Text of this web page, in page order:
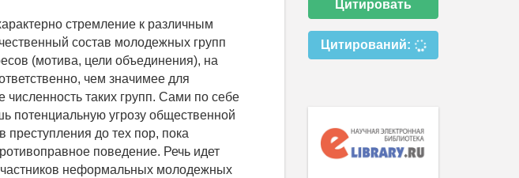
стремление к различным
состав молодежных групп
(мотива, цели объединения), на
чем значимее для
таких групп. Сами по себе
потенциальную угрозу общественной
преступления до тех пор, пока
поведение. Речь идет
неформальных молодежных
Цитировать
Цитирований: